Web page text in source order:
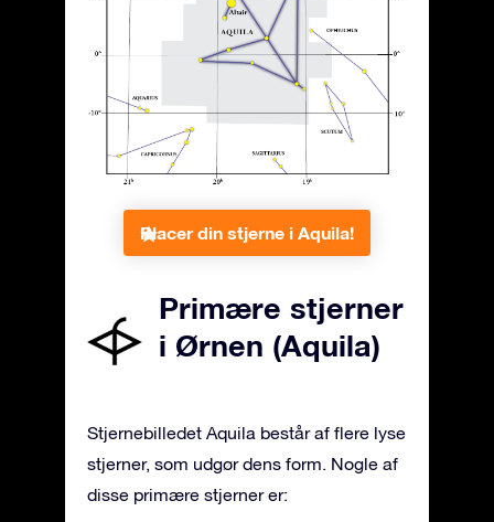
Placer din stjerne i Aquila!
Primære stjerner
i Ørnen (Aquila)
Stjernebilledet Aquila består af flere lyse
stjerner, som udgør dens form. Nogle af
disse primære stjerner er: